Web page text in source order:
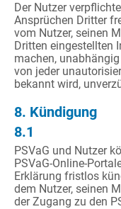
Der Nutzer
Ansprüchen Dritter
vom Nutzer, seinen
Dritten eingestellten
machen,
von jeder
bekannt wird,
8. Kündigung
8.1
PSVaG und Nutzer
PSVaG-Online-
Erklärung fristlos
dem Nutzer, seinen
der Zugang zu den